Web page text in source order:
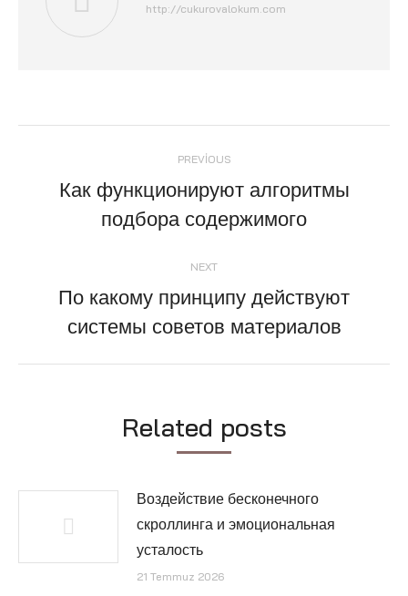
http://cukurovalokum.com
navigation
PREVIOUS
Previous
post:
Как функционируют алгоритмы
подбора содержимого
NEXT
Next
post:
По какому принципу действуют
системы советов материалов
Related posts
Воздействие бесконечного
скроллинга и эмоциональная
усталость
21 Temmuz 2026